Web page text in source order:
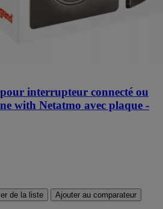
interrupteur connecté ou
with Netatmo avec plaque -
de la liste Ajouter au comparateur